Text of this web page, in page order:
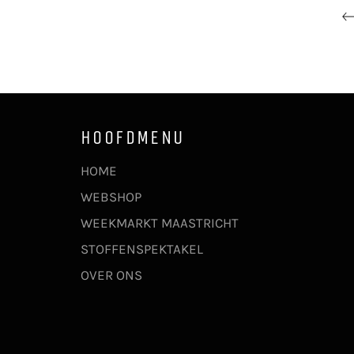
HOOFDMENU
HOME
WEBSHOP
WEEKMARKT MAASTRICHT
STOFFENSPEKTAKEL
OVER ONS